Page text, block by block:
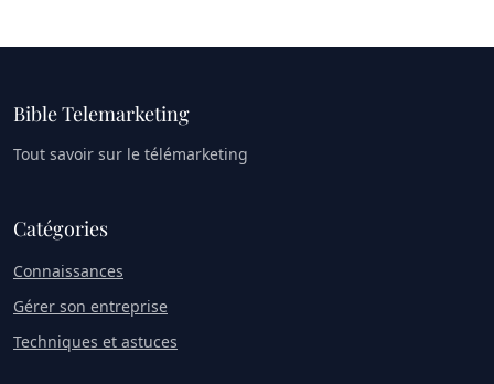
Bible Telemarketing
Tout savoir sur le télémarketing
Catégories
Connaissances
Gérer son entreprise
Techniques et astuces